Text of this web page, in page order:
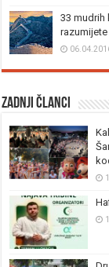
33 mudrih
Zadnji članci